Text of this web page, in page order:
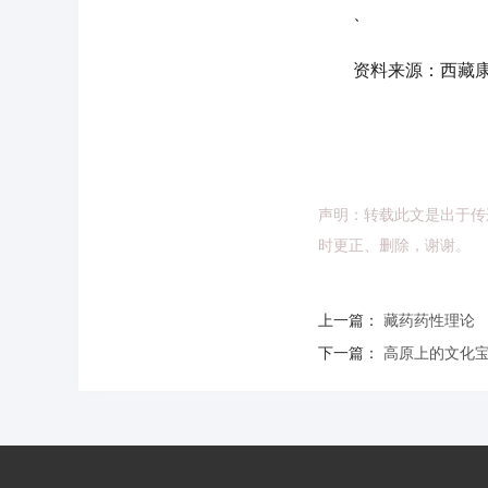
资料来源：西藏康
声明：转载此文是出于
时更正、删除，谢谢。
上一篇： 藏药药性理论
下一篇： 高原上的文化